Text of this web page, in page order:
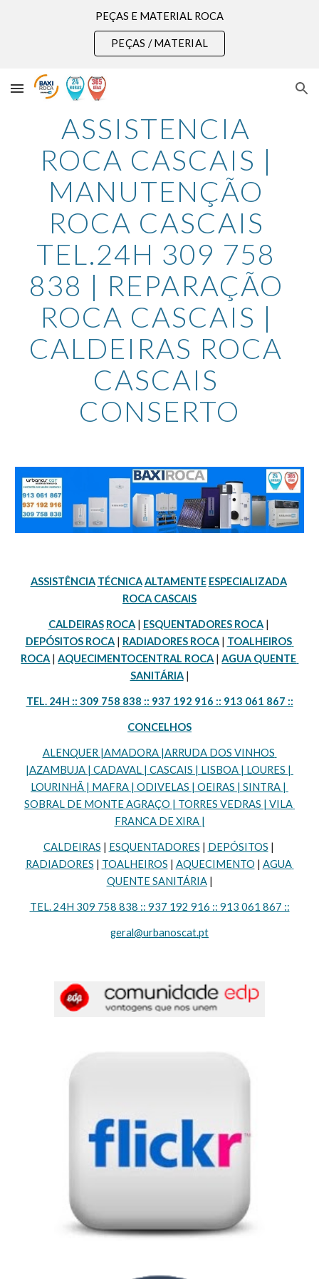
Skip to main content
PEÇAS E MATERIAL ROCA
PEÇAS / MATERIAL
ASSISTENCIA
ROCA CASCAIS |
MANUTENÇÃO
ROCA CASCAIS
TEL.24H 309 758
838 | REPARAÇÃO
ROCA CASCAIS |
CALDEIRAS ROCA
CASCAIS
CONSERTO
ASSISTÊNCIA TÉCNICA ALTAMENTE ESPECIALIZADA
ROCA CASCAIS
CALDEIRAS ROCA | ESQUENTADORES ROCA
DEPÓSITOS ROCA | RADIADORES ROCA | TOALHEIROS
ROCA | AQUECIMENTOCENTRAL ROCA | AGUA QUENTE
SANITÁRIA |
TEL. 24H :: 309 758 838 :: 937 192 916 :: 913 061 867 ::
CONCELHOS
ALENQUER |AMADORA |ARRUDA DOS VINHOS
|AZAMBUJA | CADAVAL | CASCAIS | LISBOA | LOURES |
LOURINHÃ | MAFRA | ODIVELAS | OEIRAS | SINTRA |
SOBRAL DE MONTE AGRAÇO | TORRES VEDRAS | VILA
FRANCA DE XIRA |
CALDEIRAS | ESQUENTADORES | DEPÓSITOS
RADIADORES | TOALHEIROS | AQUECIMENTO | AGUA
QUENTE SANITÁRIA |
TEL. 24H 309 758 838 :: 937 192 916 :: 913 061 867 ::
geral@urbanoscat.pt